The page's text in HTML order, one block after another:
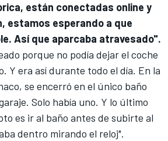
están conectadas online y
estamos esperando a que
Así que aparcaba atravesado".
porque no podía dejar el coche
Y era así durante todo el día. En la
se encerró en el único baño
Solo había uno. Y lo último
es ir al baño antes de subirte al
dentro mirando el reloj".